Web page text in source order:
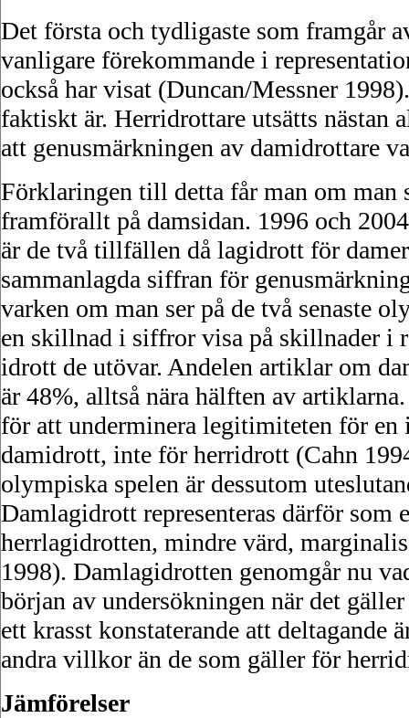
Det första och tydligaste som framgår
vanligare förekommande i
också har visat (Duncan/Messner
faktiskt är. Herridrottare utsätts
att genusmärkningen av damidrottare
Förklaringen till detta får man om
framförallt på damsidan. 1996 och
är de två tillfällen då lagidrott för
sammanlagda siffran för
varken om man ser på de två senaste
en skillnad i siffror visa på skillnader i
idrott de utövar. Andelen artiklar om
är 48%, alltså nära hälften av
för att underminera legitimiteten för en
damidrott, inte för herridrott (Cahn
olympiska spelen är dessutom
Damlagidrott representeras därför
herrlagidrotten, mindre värd,
1998). Damlagidrotten genomgår nu
början av undersökningen när det
ett krasst konstaterande att deltagande
andra villkor än de som gäller för
Jämförelser